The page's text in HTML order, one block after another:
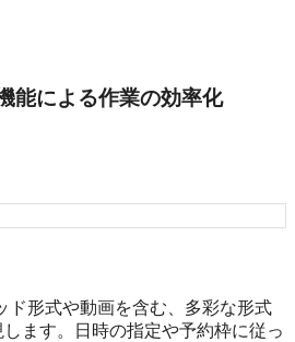
能による作業の効率化
ド形式や動画を含む、多彩な形式
ます。日時の指定や予約枠に従っ